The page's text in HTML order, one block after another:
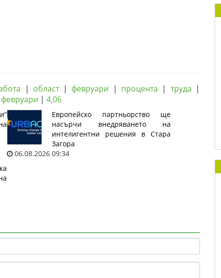
| област| февруари | процента | труда |
| 4,06
Европейско партньорство ще
насърчи внедряването на
интелигентни решения в Стара
Загора
06.08.2026 09:34